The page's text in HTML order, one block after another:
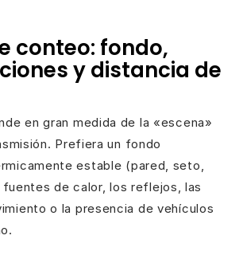
conteo: fondo,
y distancia de
en gran medida de la «escena»
Prefiera un fondo
estable (pared, seto,
de calor, los reflejos, las
o la presencia de vehículos